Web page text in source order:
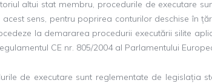
altui stat membru, procedurile de executare
acest sens, pentru poprirea conturilor deschise în
la demararea procedurii executării silite
CE nr. 805/2004 al Parlamentului
de executare sunt reglementate de legislația